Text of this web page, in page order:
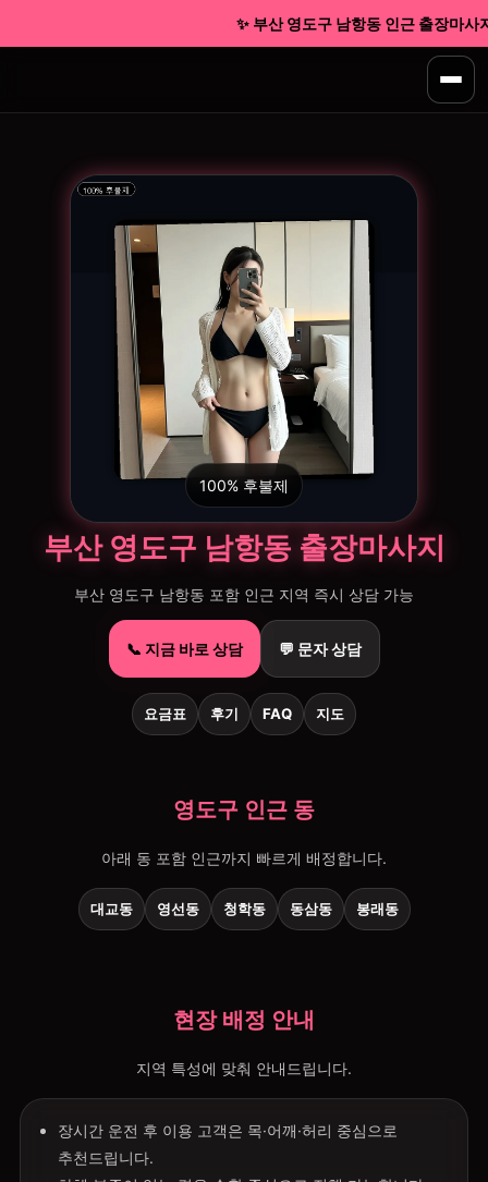
✨ 부산 영도구 남항동 인근 출장마사
100% 후불제
부산 영도구 남항동 출장마사지
부산 영도구 남항동 포함 인근 지역 즉시 상담 가능
📞 지금 바로 상담 💬 문자 상담
요금표 후기 FAQ 지도
영도구 인근 동
아래 동 포함 인근까지 빠르게 배정합니다.
대교동 영선동 청학동 동삼동 봉래동
현장 배정 안내
지역 특성에 맞춰 안내드립니다.
장시간 운전 후 이용 고객은 목·어깨·허리 중심으로
추천드립니다.